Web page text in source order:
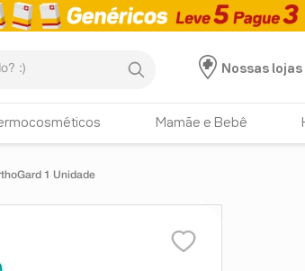
Nossas lojas
Mamãe e Bebê
1 Unidade